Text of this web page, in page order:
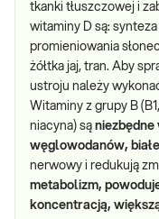
tkanki tłuszczowej i
witaminy D są:
promieniowania
żółtka jaj, tran. Aby
ustroju należy
Witaminy z grupy B
niacyna) są niezbędne
węglowodanów,
nerwowy i redukują
metabolizm,
koncentracją,